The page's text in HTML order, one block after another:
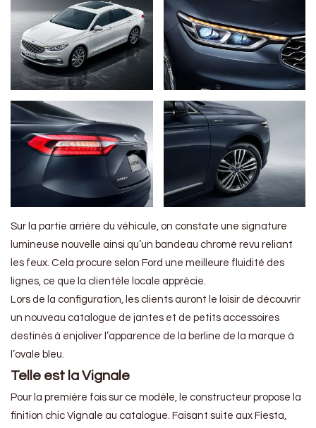
Sur la partie arrière du véhicule, on constate une signature
lumineuse nouvelle ainsi qu’un bandeau chromé revu reliant
les feux. Cela procure selon Ford une meilleure fluidité des
lignes, ce que la clientèle locale apprécie.
Lors de la configuration, les clients auront le loisir de découvrir
un nouveau catalogue de jantes et de petits accessoires
destinés à enjoliver l’apparence de la berline de la marque à
l’ovale bleu.
Telle est la Vignale
Pour la première fois sur ce modèle, le constructeur propose la
finition chic Vignale au catalogue. Faisant suite aux Fiesta,